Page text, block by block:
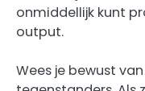
onmiddellijk kunt
output.
Wees je bewust